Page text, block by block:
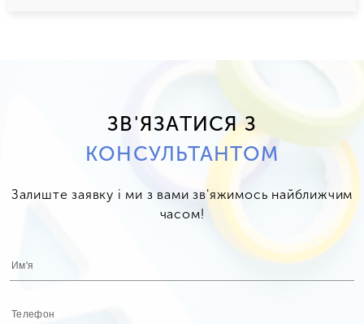
ЗВ'ЯЗАТИСЯ З
КОНСУЛЬТАНТОМ
Залиште заявку і ми з вами зв'яжимось найближчим
часом!